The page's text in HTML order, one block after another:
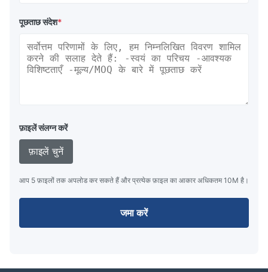
पूछताछ संदेश*
फ़ाइलें संलग्न करें
फ़ाइलें चुनें
आप 5 फ़ाइलों तक अपलोड कर सकते हैं और प्रत्येक फ़ाइल का आकार अधिकतम 10M है।
जमा करें